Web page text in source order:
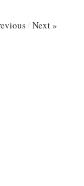
/ Next »